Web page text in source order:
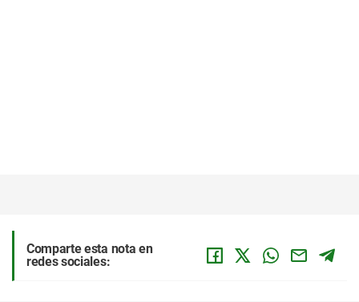
Comparte esta nota en
redes sociales: